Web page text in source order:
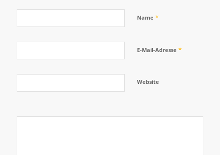
Name *
E-Mail-Adresse *
Website